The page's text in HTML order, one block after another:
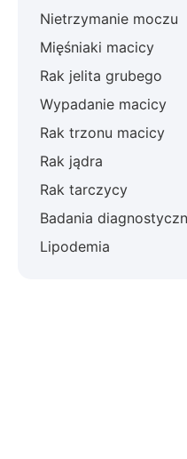
Nietrzymanie moczu
Mięśniaki macicy
Rak jelita grubego
Wypadanie macicy
Rak trzonu macicy
Rak jądra
Rak tarczycy
Badania
Lipodemia